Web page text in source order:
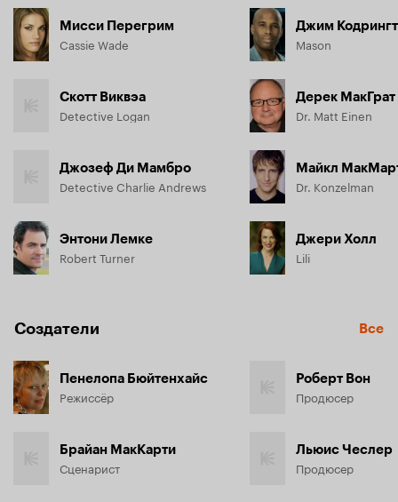
интервью у участников испытаний. Но в момент, когда
Кэсси уже должны ввести лекарство, случается
непредвиденное – у нескольких пациентов происходит
Мисси Перегрим
Cassie Wade
Скотт Виквэа
Detective Logan
Джозеф Ди Мамбро
Detective Charlie Andrews
Энтони Лемке
Robert Turner
Джим
Mason
Дерек МакГрат
Dr. Matt Einen
Майкл
Dr. Konzelman
Джери Холл
Lili
Создатели Все
Пенелопа Бюйтенхайс
Режиссёр
Брайан МакКарти
Сценарист
Роберт Вон
Продюсер
Льюис Чеслер
Продюсер